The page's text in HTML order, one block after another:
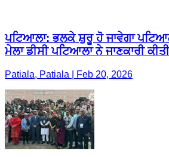
ਪਟਿਆਲਾ: ਭਲਕੇ ਸ਼ੁਰੂ ਹੋ ਜਾਵੇਗਾ
ਮੇਲਾ ਡੀਸੀ ਪਟਿਆਲਾ ਨੇ ਜਾਣਕਾਰੀ
Patiala, Patiala | Feb 20, 2026